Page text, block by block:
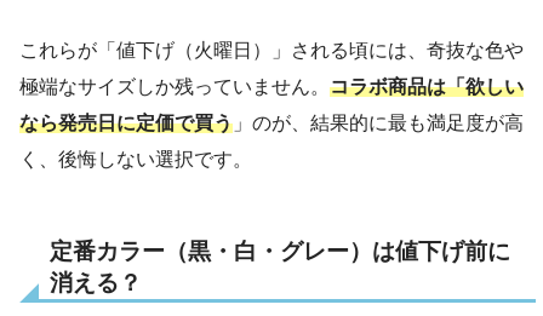
これらが「値下げ（火曜日）」される頃には、奇抜な色や
極端なサイズしか残っていません。 コラボ商品は「欲しい
なら発売日に定価で買う 」のが、結果的に最も満足度が高
く、後悔しない選択です。
定番カラー（黒・白・グレー）は値下げ前に
消える？